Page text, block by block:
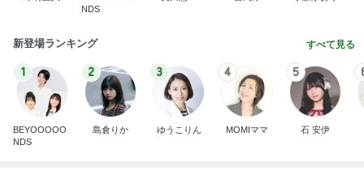
NDS
新登場ランキング すべて見る
1
BEYOOOOO
NDS
2
島倉りか
3
ゆうこりん
4
MOMIママ
5
石 安伊